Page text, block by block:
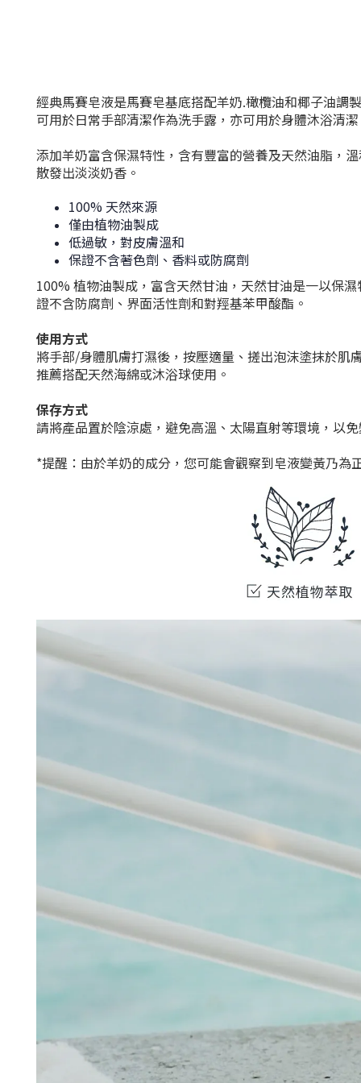
經典馬賽皂液是馬賽皂基底搭配羊奶.橄欖油和椰子油調
可用於日常手部清潔作為洗手露，亦可用於身體沐浴清
添加羊奶富含保濕特性，含有豐富的營養及天然油脂，
散發出淡淡奶香。
100% 天然來源
僅由植物油製成
低過敏，對皮膚溫和
保證不含著色劑、香料或防腐劑
100% 植物油製成，富含天然甘油，天然甘油是一以保
證不含防腐劑、界面活性劑和對羥基苯甲酸酯。
使用方式
將手部/身體肌膚打濕後，按壓適量、搓出泡沫塗抹於肌
推薦搭配天然海綿或沐浴球使用。
保存方式
請將產品置於陰涼處，避免高溫、太陽直射等環境，以
*提醒：由於羊奶的成分，您可能會觀察到皂液變黃乃為